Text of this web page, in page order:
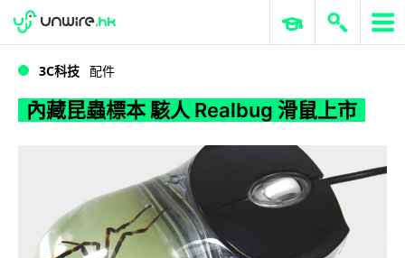
內藏昆蟲標本 駭人 Realbug 滑鼠上市
WWDC 2026 ERP 與商業 AI
3C科技 配件
內藏昆蟲標本 駭人 Realbug 滑鼠上市